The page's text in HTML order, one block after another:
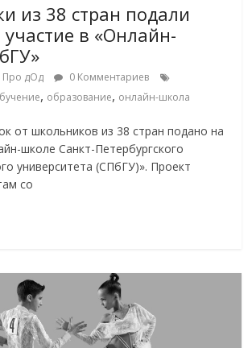
из 38 стран подали
участие в «Онлайн-
Про дОд
0 Комментариев
, образование, онлайн-школа
от школьников из 38 стран подано на
школе Санкт-Петербургского
университета (СПбГУ)». Проект
со